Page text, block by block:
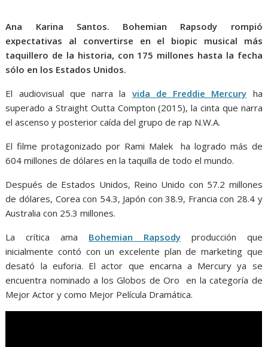
Ana Karina Santos.
Bohemian Rapsody rompió
expectativas al convertirse en el biopic musical más
taquillero de la historia, con 175 millones hasta la fecha
sólo en los Estados Unidos.
El audiovisual que narra la vida de Freddie Mercury ha
superado a Straight Outta Compton (2015), la cinta que narra
el ascenso y posterior caída del grupo de rap N.W.A.
El filme protagonizado por Rami Malek ha logrado más de
604 millones de dólares en la taquilla de todo el mundo.
Después de Estados Unidos, Reino Unido con 57.2 millones
de dólares, Corea con 54.3, Japón con 38.9, Francia con 28.4 y
Australia con 25.3 millones.
La crítica ama Bohemian Rapsodyproducción que
inicialmente contó con un excelente plan de marketing que
desató la euforia. El actor que encarna a Mercury ya se
encuentra nominado a los Globos de Oro en la categoría de
Mejor Actor y como Mejor Película Dramática.